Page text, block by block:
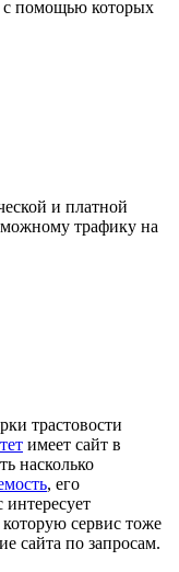
с помощью которых
и платной
трафику на
трастовости
имеет сайт в
насколько
, его
сервис тоже
сайта по запросам.